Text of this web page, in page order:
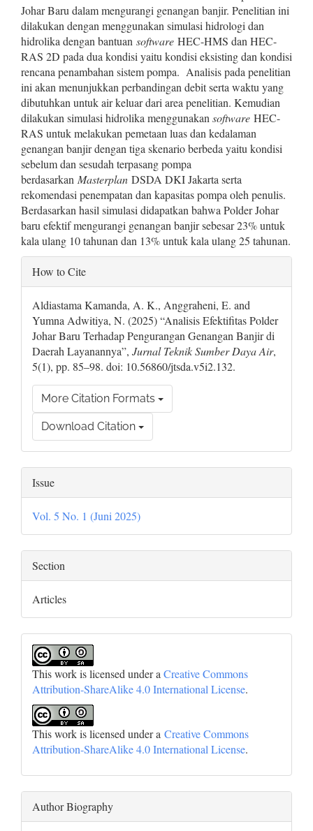
Johar Baru dalam mengurangi genangan banjir. Penelitian ini
dilakukan dengan menggunakan simulasi hidrologi dan
hidrolika dengan bantuan software HEC-HMS dan HEC-
RAS 2D pada dua kondisi yaitu kondisi eksisting dan kondisi
rencana penambahan sistem pompa. Analisis pada penelitian
ini akan menunjukkan perbandingan debit serta waktu yang
dibutuhkan untuk air keluar dari area penelitian. Kemudian
dilakukan simulasi hidrolika menggunakan software HEC-
RAS untuk melakukan pemetaan luas dan kedalaman
genangan banjir dengan tiga skenario berbeda yaitu kondisi
sebelum dan sesudah terpasang pompa
berdasarkan Masterplan DSDA DKI Jakarta serta
rekomendasi penempatan dan kapasitas pompa oleh penulis.
Berdasarkan hasil simulasi didapatkan bahwa Polder Johar
baru efektif mengurangi genangan banjir sebesar 23% untuk
kala ulang 10 tahunan dan 13% untuk kala ulang 25 tahunan.
Article
Details
How to Cite
Aldiastama Kamanda, A. K., Anggraheni, E. and
Yumna Adwitiya, N. (2025) “Analisis Efektifitas Polder
Johar Baru Terhadap Pengurangan Genangan Banjir di
Daerah Layanannya”, Jurnal Teknik Sumber Daya Air,
5(1), pp. 85–98. doi: 10.56860/jtsda.v5i2.132.
More Citation Formats
Download Citation
Issue
Vol. 5 No. 1 (Juni 2025)
Section
Articles
This work is licensed under a Creative Commons
Attribution-ShareAlike 4.0 International License.
This work is licensed under a Creative Commons
Attribution-ShareAlike 4.0 International License.
Author Biography